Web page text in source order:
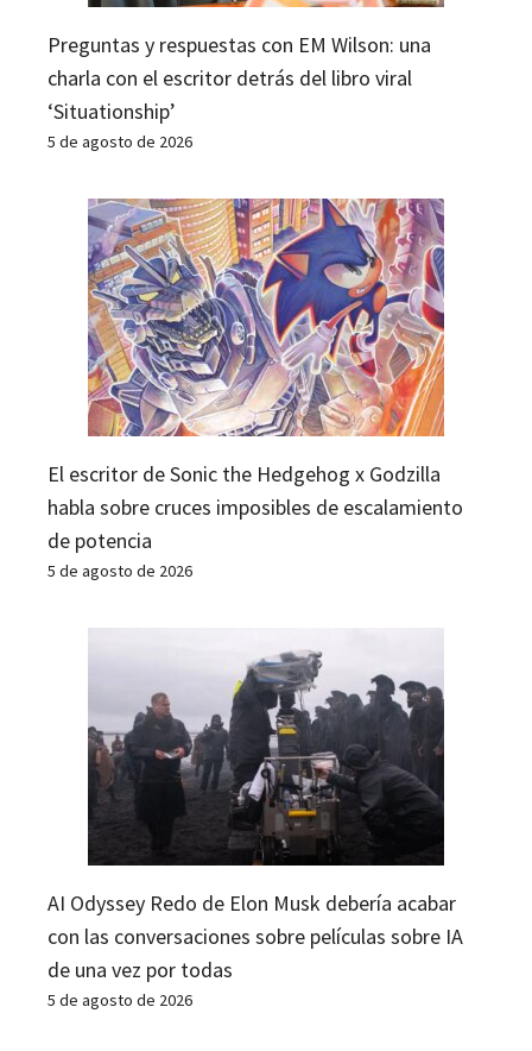
Preguntas y respuestas con EM Wilson: una
charla con el escritor detrás del libro viral
‘Situationship’
5 de agosto de 2026
El escritor de Sonic the Hedgehog x Godzilla
habla sobre cruces imposibles de escalamiento
de potencia
5 de agosto de 2026
AI Odyssey Redo de Elon Musk debería acabar
con las conversaciones sobre películas sobre IA
de una vez por todas
5 de agosto de 2026